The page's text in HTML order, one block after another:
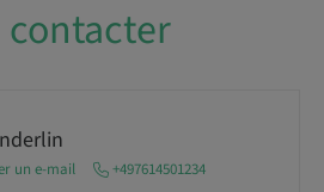
contacter
un e-mail +497614501234